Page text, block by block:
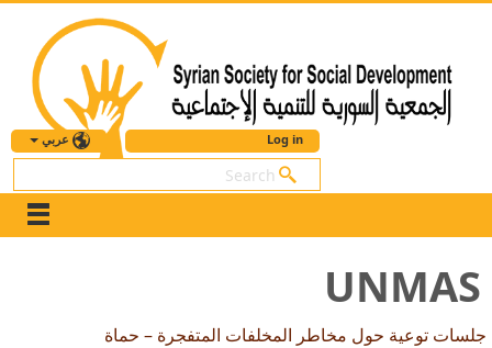
عربي Log in
بحث
UNMAS
جلسات توعية حول مخاطر المخلفات المتفجرة – حماة